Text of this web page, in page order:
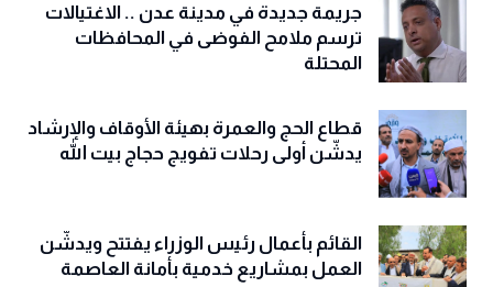
جريمة جديدة في مدينة عدن .. الاغتيالات
ترسم ملامح الفوضى في المحافظات
المحتلة
قطاع الحج والعمرة بهيئة الأوقاف والإرشاد
يدشّن أولى رحلات تفويج حجاج بيت الله
القائم بأعمال رئيس الوزراء يفتتح ويدشّن
العمل بمشاريع خدمية بأمانة العاصمة